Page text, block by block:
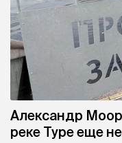
Александр
реке Туре еще